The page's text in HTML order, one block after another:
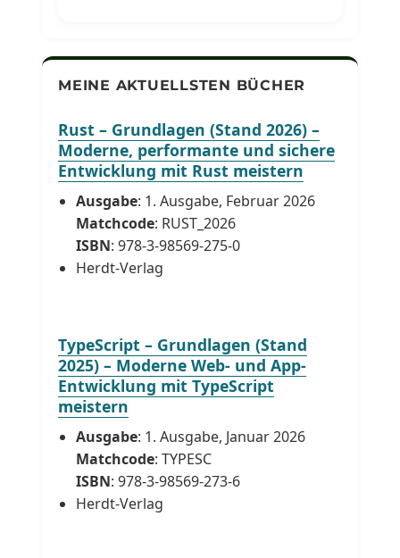
MEINE AKTUELLSTEN BÜCHER
Rust – Grundlagen (Stand 2026) –
Moderne, performante und sichere
Entwicklung mit Rust meistern
Ausgabe: 1. Ausgabe, Februar 2026
Matchcode: RUST_2026
ISBN: 978-3-98569-275-0
Herdt-Verlag
TypeScript – Grundlagen (Stand
2025) – Moderne Web- und App-
Entwicklung mit TypeScript
meistern
Ausgabe: 1. Ausgabe, Januar 2026
Matchcode: TYPESC
ISBN: 978-3-98569-273-6
Herdt-Verlag